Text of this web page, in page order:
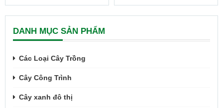
DANH MỤC SẢN PHẨM
Các Loại Cây Trồng
Cây Công Trình
Cây xanh đô thị